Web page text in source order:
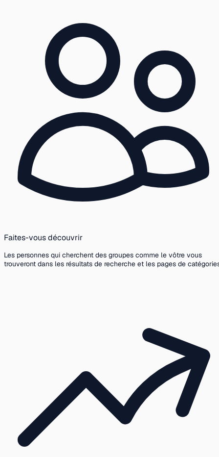
Faites-vous découvrir
Les personnes qui cherchent des groupes comme le vôtre vous
trouveront dans les résultats de recherche et les pages de